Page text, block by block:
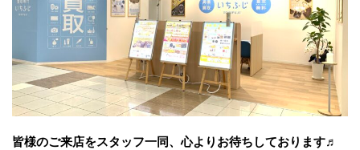
皆様のご来店をスタッフ一同、心よりお待ちしております♬